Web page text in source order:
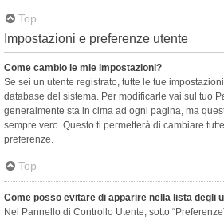
Top
Impostazioni e preferenze utente
Come cambio le mie impostazioni?
Se sei un utente registrato, tutte le tue
database del sistema. Per modificarle vai sul tuo
generalmente sta in cima ad ogni pagina, ma
sempre vero. Questo ti permetterà di cambiare
preferenze.
Top
Come posso evitare di apparire nella lista degli
Nel Pannello di Controllo Utente, sotto